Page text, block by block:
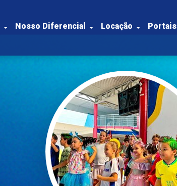
Nosso Diferencial Locação Portais